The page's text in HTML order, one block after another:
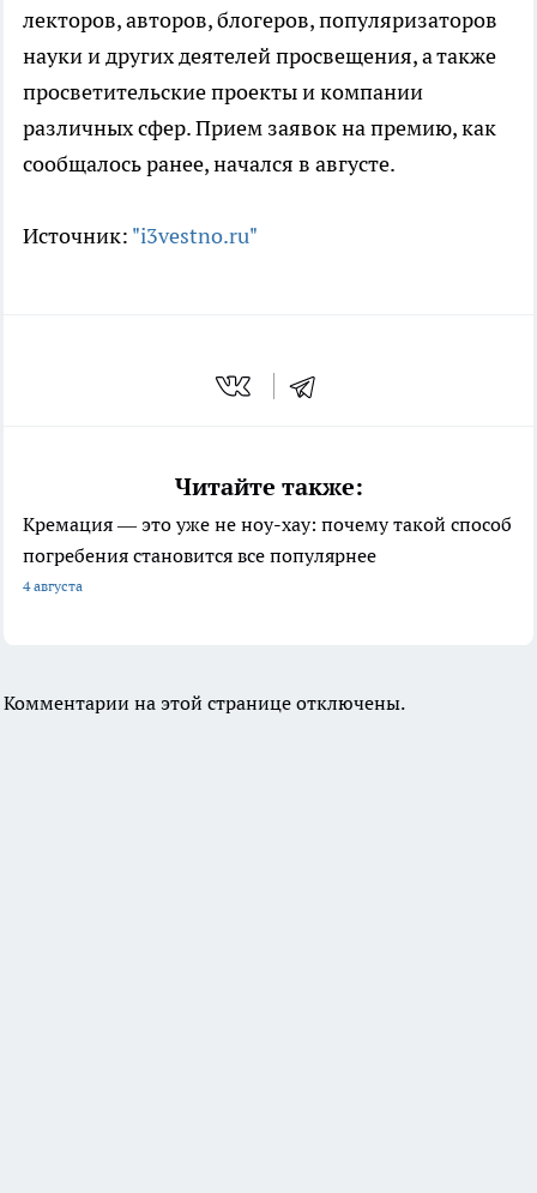
лекторов, авторов, блогеров, популяризаторов
науки и других деятелей просвещения, а также
просветительские проекты и компании
различных сфер. Прием заявок на премию, как
сообщалось ранее, начался в августе.
Источник: "i3vestno.ru"
Читайте также:
Кремация — это уже не ноу-хау: почему такой способ
погребения становится все популярнее
4 августа
Комментарии на этой странице отключены.